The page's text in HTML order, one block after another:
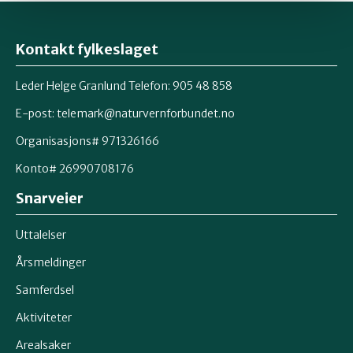
Kontakt fylkeslaget
Leder Helge Granlund Telefon: 905 48 858
E-post: telemark@naturvernforbundet.no
Organisasjons# 971326166
Konto# 26990708176
Snarveier
Uttalelser
Årsmeldinger
Samferdsel
Aktiviteter
Arealsaker